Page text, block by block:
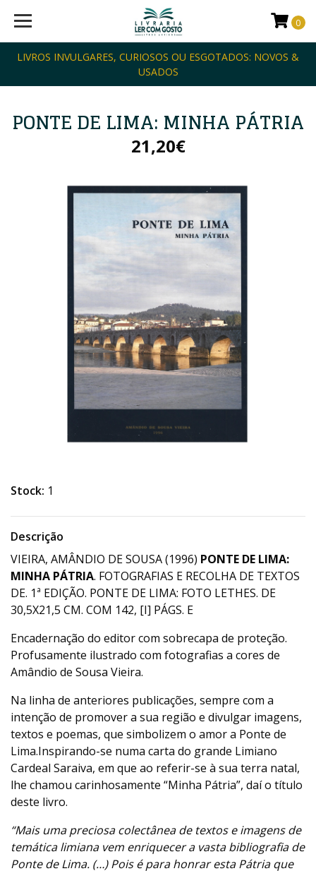
LIVROS INVULGARES, CURIOSOS OU ESGOTADOS: NOVOS &
USADOS
0
PONTE DE LIMA: MINHA PÁTRIA
21,20€
Stock: 1
Descrição
VIEIRA, AMÂNDIO DE SOUSA (1996) PONTE DE LIMA:
MINHA PÁTRIA. FOTOGRAFIAS E RECOLHA DE TEXTOS
DE. 1ª EDIÇÃO. PONTE DE LIMA: FOTO LETHES. DE
30,5X21,5 CM. COM 142, [I] PÁGS. E
Encadernação do editor com sobrecapa de proteção.
Profusamente ilustrado com fotografias a cores de
Amândio de Sousa Vieira.
Na linha de anteriores publicações, sempre com a
intenção de promover a sua região e divulgar imagens,
textos e poemas, que simbolizem o amor a Ponte de
Lima.Inspirando-se numa carta do grande Limiano
Cardeal Saraiva, em que ao referir-se à sua terra natal,
lhe chamou carinhosamente “Minha Pátria”, daí o título
deste livro.
“Mais uma preciosa colectânea de textos e imagens de
temática limiana vem enriquecer a vasta bibliografia de
Ponte de Lima. (…) Pois é para honrar esta Pátria que